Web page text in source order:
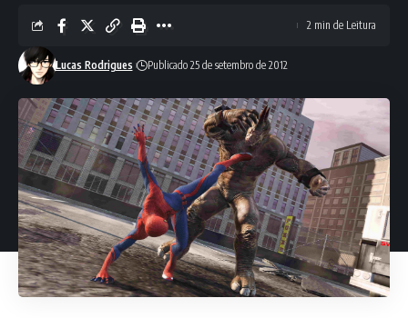
Lucas Rodrigues Publicado 25 de setembro de 2012
2 min de Leitura